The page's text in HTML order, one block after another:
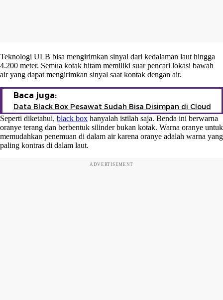
Teknologi ULB bisa mengirimkan sinyal dari kedalaman laut hingga
4.200 meter. Semua kotak hitam memiliki suar pencari lokasi bawah
air yang dapat mengirimkan sinyal saat kontak dengan air.
Baca juga:
Data Black Box Pesawat Sudah Bisa Disimpan di Cloud
Seperti diketahui, black box hanyalah istilah saja. Benda ini berwarna
oranye terang dan berbentuk silinder bukan kotak. Warna oranye untuk
memudahkan penemuan di dalam air karena oranye adalah warna yang
paling kontras di dalam laut.
ADVERTISEMENT